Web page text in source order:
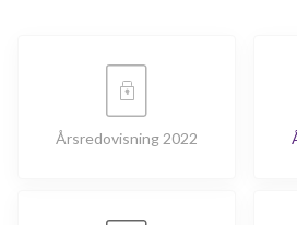
Årsredovisning 2022